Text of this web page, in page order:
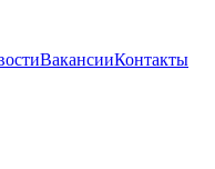
ВакансииКонтакты